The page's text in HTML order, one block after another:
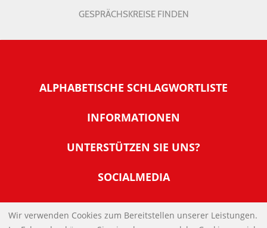
GESPRÄCHSKREISE FINDEN
ALPHABETISCHE SCHLAGWORTLISTE
INFORMATIONEN
Warum NachDenkSeiten
Tipps zur Nutzung der NachDenkSeiten
Banner und E-Mail-Signaturen
Links
UNTERSTÜTZEN SIE UNS?
Werden Sie Fördermitglied
SOCIALMEDIA
IMPRESSUM
Wir verwenden Cookies zum Bereitstellen unserer Leistungen.